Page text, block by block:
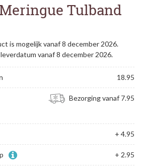
Tulband
is mogelijk vanaf 8 december 2026.
vanaf 8 december 2026.
18.95
Bezorging vanaf 7.95
+ 4.95
+ 2.95